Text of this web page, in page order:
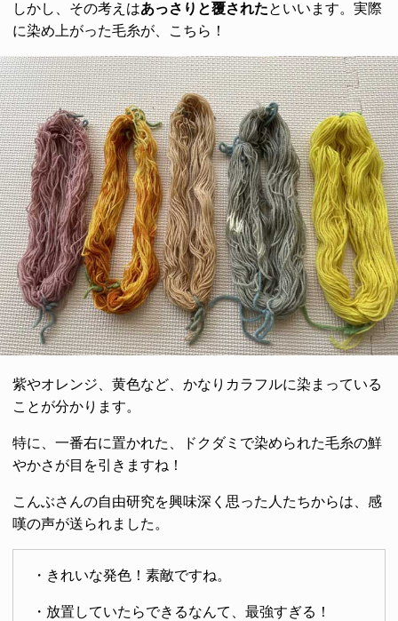
しかし、その考えはあっさりと覆されたといいます。実際
に染め上がった毛糸が、こちら！
紫やオレンジ、黄色など、かなりカラフルに染まっている
ことが分かります。
特に、一番右に置かれた、ドクダミで染められた毛糸の鮮
やかさが目を引きますね！
こんぶさんの自由研究を興味深く思った人たちからは、感
嘆の声が送られました。
・きれいな発色！素敵ですね。
・放置していたらできるなんて、最強すぎる！